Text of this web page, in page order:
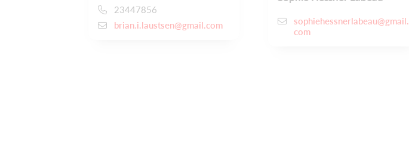
23447856
brian.i.laustsen@gmail.com
sophiehessnerlabeau@gmail.
com